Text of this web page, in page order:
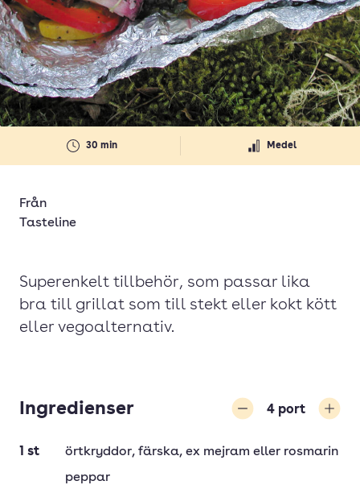
30 min Medel
Från
Tasteline
Superenkelt tillbehör, som passar lika
bra till grillat som till stekt eller kokt kött
eller vegoalternativ.
Ingredienser 4 port
1 st örtkryddor, färska, ex mejram eller rosmarin
peppar